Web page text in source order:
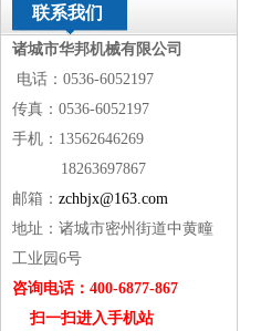
联系我们
诸城市华邦机械有限公司
电话：0536-6052197
传真：0536-6052197
手机：13562646269
18263697867
邮箱： zchbjx@163.com
地址：诸城市密州街道中黄疃
工业园6号
咨询电话：400-6877-867
扫一扫进入手机站